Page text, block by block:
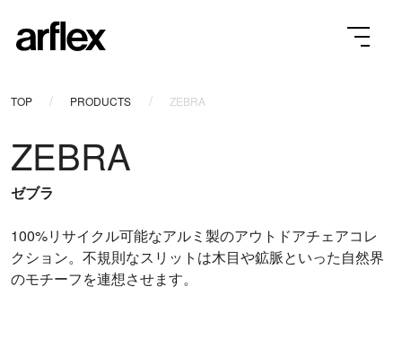
TOP PRODUCTS ZEBRA
ZEBRA
ゼブラ
100%リサイクル可能なアルミ製のアウトドアチェアコレ
クション。不規則なスリットは木目や鉱脈といった自然界
のモチーフを連想させます。